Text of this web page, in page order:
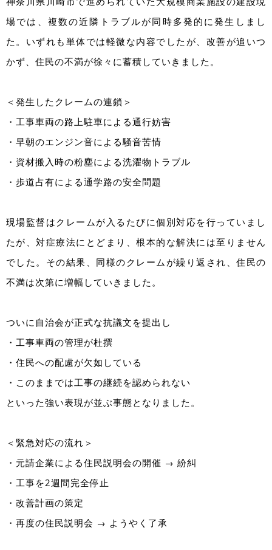
場では、複数の近隣トラブルが同時多発的に発生しまし
た。いずれも単体では軽微な内容でしたが、改善が追いつ
かず、住民の不満が徐々に蓄積していきました。
＜発生したクレームの連鎖＞
・工事車両の路上駐車による通行妨害
・早朝のエンジン音による騒音苦情
・資材搬入時の粉塵による洗濯物トラブル
・歩道占有による通学路の安全問題
現場監督はクレームが入るたびに個別対応を行っていまし
たが、対症療法にとどまり、根本的な解決には至りません
でした。その結果、同様のクレームが繰り返され、住民の
不満は次第に増幅していきました。
ついに自治会が正式な抗議文を提出し
・工事車両の管理が杜撰
・住民への配慮が欠如している
・このままでは工事の継続を認められない
といった強い表現が並ぶ事態となりました。
＜緊急対応の流れ＞
・元請企業による住民説明会の開催 → 紛糾
・工事を2週間完全停止
・改善計画の策定
・再度の住民説明会 → ようやく了承